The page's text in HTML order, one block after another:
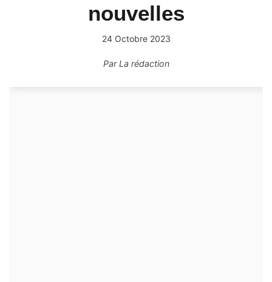
nouvelles
24 Octobre 2023
ParLa rédaction